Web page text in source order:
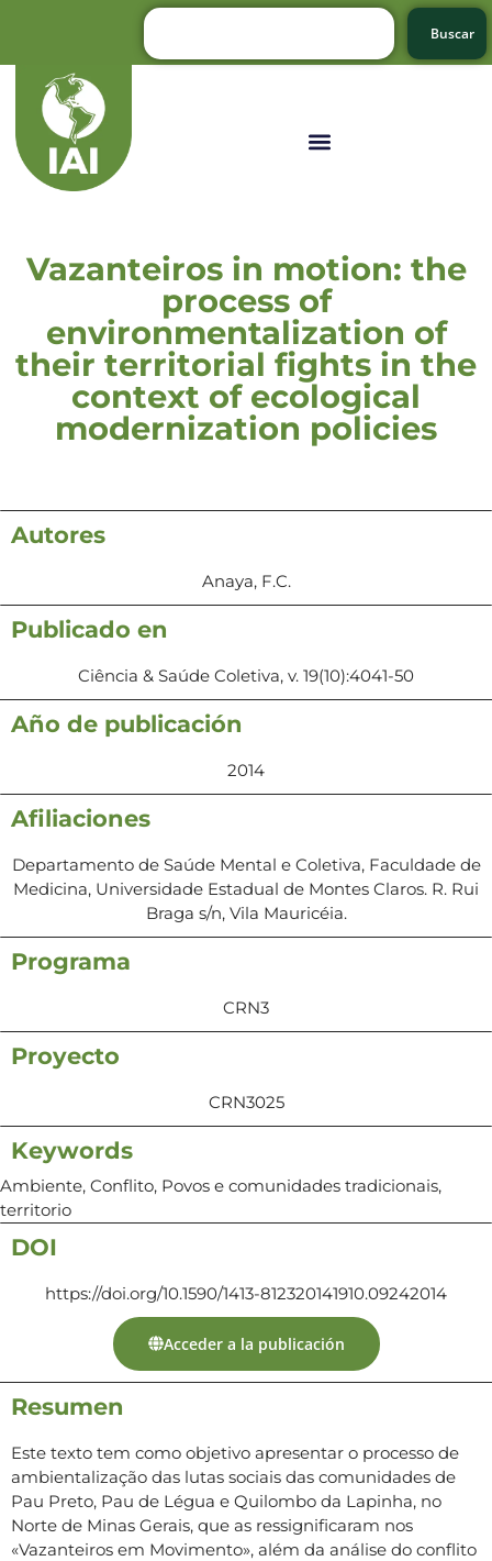
Buscar
Vazanteiros in motion: the
process of
environmentalization of
their territorial fights in the
context of ecological
modernization policies
Autores
Anaya, F.C.
Publicado en
Ciência & Saúde Coletiva, v. 19(10):4041-50
Año de publicación
2014
Afiliaciones
Departamento de Saúde Mental e Coletiva, Faculdade de
Medicina, Universidade Estadual de Montes Claros. R. Rui
Braga s/n, Vila Mauricéia.
Programa
CRN3
Proyecto
CRN3025
Keywords
Ambiente, Conflito, Povos e comunidades tradicionais,
territorio
DOI
https://doi.org/10.1590/1413-812320141910.09242014
Acceder a la publicación
Resumen
Este texto tem como objetivo apresentar o processo de
ambientalização das lutas sociais das comunidades de
Pau Preto, Pau de Légua e Quilombo da Lapinha, no
Norte de Minas Gerais, que as ressignificaram nos
«Vazanteiros em Movimento», além da análise do conflito